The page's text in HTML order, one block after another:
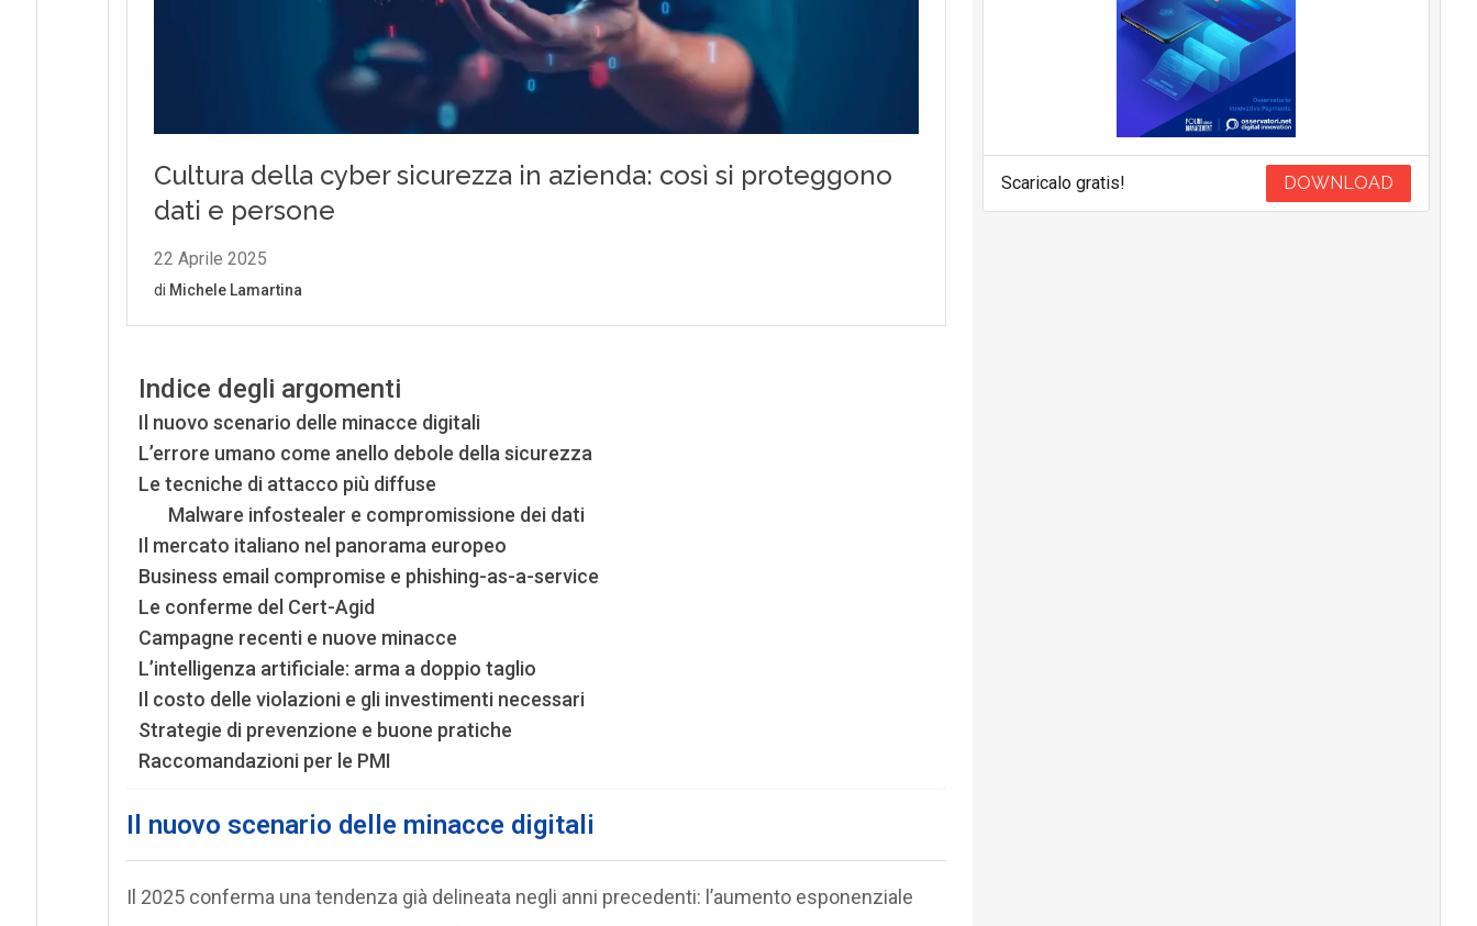
Indice degli argomenti
Il nuovo scenario delle minacce digitali
L’errore umano come anello debole della sicurezza
Le tecniche di attacco più diffuse
Malware infostealer e compromissione dei dati
Il mercato italiano nel panorama europeo
Business email compromise e phishing-as-a-service
Le conferme del Cert-Agid
Campagne recenti e nuove minacce
L’intelligenza artificiale: arma a doppio taglio
Il costo delle violazioni e gli investimenti necessari
Strategie di prevenzione e buone pratiche
Raccomandazioni per le PMI
Il nuovo scenario delle minacce digitali
Il 2025 conferma una tendenza già delineata negli anni precedenti: l’aumento esponenziale
Scaricalo gratis! DOWNLOAD